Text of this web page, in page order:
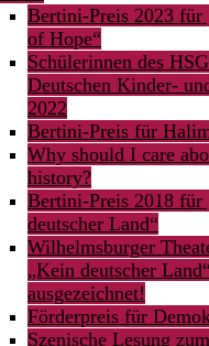
Bertini-Preis 2023 für
of Hope“
Schülerinnen des
Deutschen Kinder-
2022
Bertini-Preis für
Why should I care
history?
Bertini-Preis 2018 für
deutscher Land“
Wilhelmsburger
„Kein deutscher
ausgezeichnet!
Förderpreis für
Szenische Lesung zum